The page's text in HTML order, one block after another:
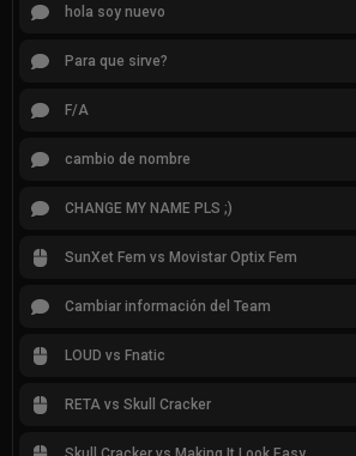
hola soy nuevo
Para que sirve?
F/A
cambio de nombre
CHANGE MY NAME PLS ;)
SunXet Fem vs Movistar Optix Fem
Cambiar información del Team
LOUD vs Fnatic
RETA vs Skull Cracker